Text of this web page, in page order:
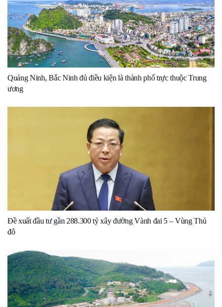
Quảng Ninh, Bắc Ninh đủ điều kiện là thành phố trực thuộc Trung
ương
Đề xuất đầu tư gần 288.300 tỷ xây đường Vành đai 5 – Vùng Thủ
đô